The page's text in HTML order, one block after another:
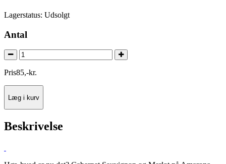
Lagerstatus: Udsolgt
Antal
Pris85,-kr.
Læg i kurv
Beskrivelse